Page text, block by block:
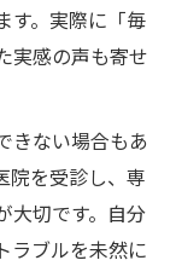
す。実際に「毎
実感の声も寄せ
きない場合もあ
院を受診し、専
大切です。自分
ラブルを未然に